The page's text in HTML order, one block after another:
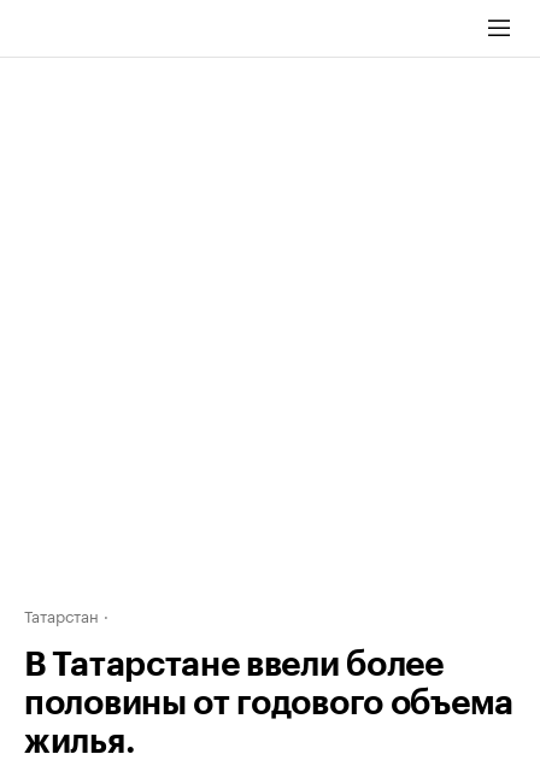
Татарстан
В Татарстане ввели более
половины от годового объема
жилья.